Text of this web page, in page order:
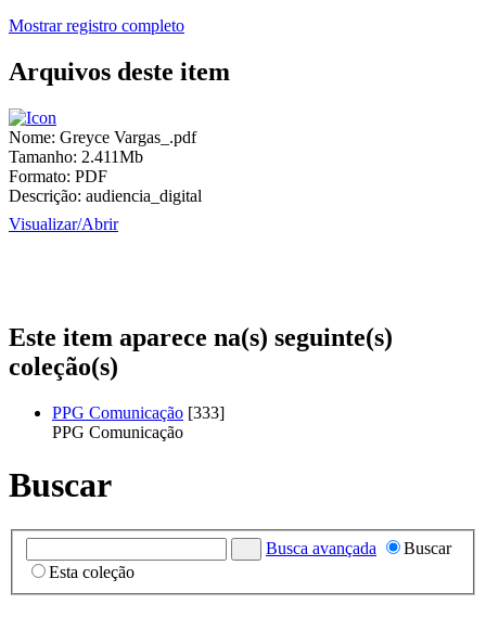
Mostrar registro completo
Arquivos deste item
Nome: Greyce Vargas_.pdf
Tamanho: 2.411Mb
Formato: PDF
Descrição: audiencia_digital
Visualizar/Abrir
Este item aparece na(s) seguinte(s)
coleção(s)
PPG Comunicação [333]
PPG Comunicação
Buscar
Busca avançada
Buscar
Esta coleção